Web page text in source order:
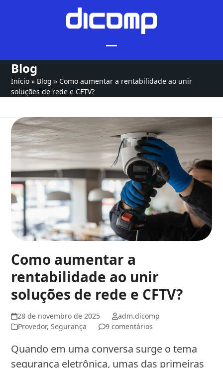
Blog
Início » Blog » Como aumentar a rentabilidade ao unir
soluções de rede e CFTV?
Como aumentar a
rentabilidade ao unir
soluções de rede e CFTV?
28 de novembro de 2025
adm.dicomp
Provedor,Segurança 9 comentários
Quando em uma conversa surge o tema
segurança eletrônica, umas das primeiras